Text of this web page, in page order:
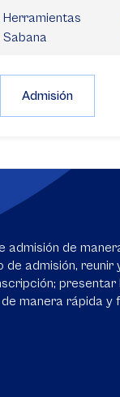
Herramientas
Sabana
Admisión
de
de admisión,
presentar
manera rápida y